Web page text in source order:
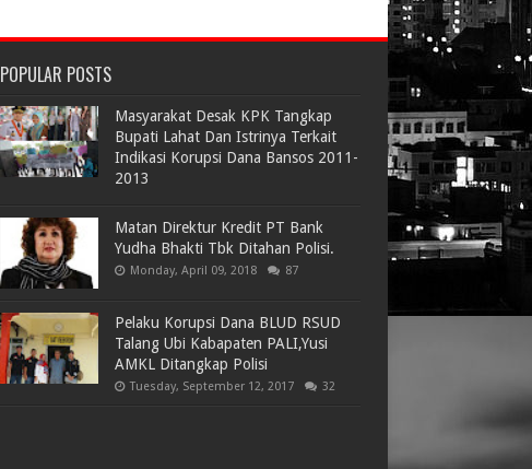
POPULAR POSTS
Masyarakat Desak KPK Tangkap
Bupati Lahat Dan Istrinya Terkait
Indikasi Korupsi Dana Bansos 2011-
2013
Matan Direktur Kredit PT Bank
Yudha Bhakti Tbk Ditahan Polisi.
Monday, April 09, 2018 87
Pelaku Korupsi Dana BLUD RSUD
Talang Ubi Kabapaten PALI,Yusi
AMKL Ditangkap Polisi
Tuesday, September 12, 2017 32